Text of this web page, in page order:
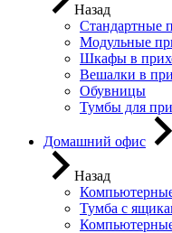
Назад
Стандартные
Модульные
Шкафы в
Вешалки в
Обувницы
Тумбы для
Домашний офис
Назад
Тумба с